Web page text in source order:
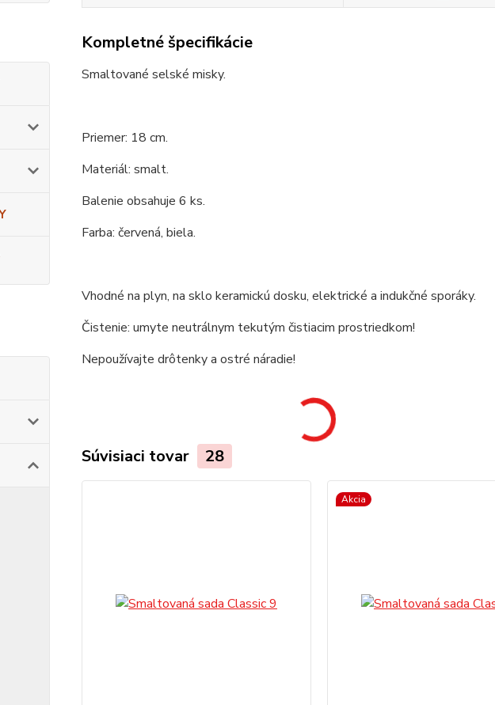
Kompletné špecifikácie
Smaltované selské misky.
Priemer: 18 cm.
Materiál: smalt.
Balenie obsahuje 6 ks.
Farba: červená, biela.
Vhodné na plyn, na sklo keramickú dosku, elektrické a indukčné sporáky.
Čistenie: umyte neutrálnym tekutým čistiacim prostriedkom!
Nepoužívajte drôtenky a ostré náradie!
Súvisiaci tovar 28
Akcia